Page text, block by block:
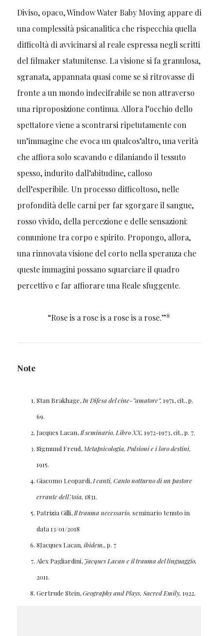
Diviso, opaco, Window Water Baby Moving appare di
una complessità psicanalitica che rispecchia quella
difficoltà di avvicinarsi al reale espressa negli scritti
del filmaker statunitense. La visione si fa granulosa,
sgranata, appannata quasi come se si ritrovasse di
fronte a un mondo indecifrabile se non attraverso
una riproposizione continua. Allora l’occhio dello
spettatore viene a scontrarsi ripetutamente con
un’immagine che evoca un qualcos’altro, una verità
che affiora solo scavando e dilaniando il tessuto
spesso, indurito dall’abitudine, calloso
dell’esperibile. Un processo difficoltoso, nelle
profondità delle carni per far sgorgare il sangue,
rosso vivido, della percezione e delle sensazioni:
comunione tra corpo e spirito. Propongo, allora,
una rinnovata visione del corto nella speranza che
queste immagini possano squarciare il quadro
percettivo e far affiorare una Reale sfuggente.
“Rose is a rose is a rose is a rose.”8
Note
Stan Brakhage,In Difesa del cine-”amatore”, 1971, cit., p.
69.
Jacques Lacan, Il seminario, Libro XX, 1972-1973, cit., p. 7.
Sigmund Freud,Metapsicologia, Pulsioni e i loro destini,
1915.
Giacomo Leopardi, I canti, Canto notturno di un pastore
errante dell’Asia, 1831.
Patrizia Gilli,Il trauma necessario, seminario tenuto in
data 13/01/2018
8Jacques Lacan, ibidem., p. 7
Alex Pagliardini,Jacques Lacan e il trauma del linguaggio,
2011.
Gertrude Stein,Geography and Plays, Sacred Emily, 1922.